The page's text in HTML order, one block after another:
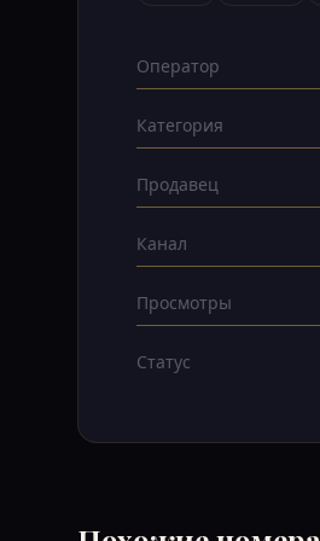
Оператор
Категория
Продавец
Канал
Просмотры
Статус